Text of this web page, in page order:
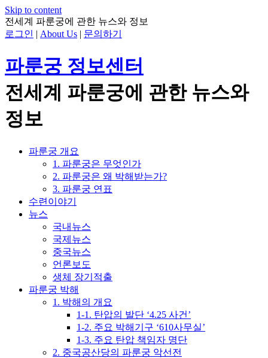
Skip to content
전세계 파룬궁에 관한 뉴스와 정보
로그인 | About Us | 문의하기
파룬궁 정보센터
전세계 파룬궁에 관한 뉴스와
정보
파룬궁 개요
1. 파룬궁은 무엇인가
2. 파룬궁은 왜 박해받는가?
3. 파룬궁 연표
수련이야기
뉴스
국내뉴스
국제뉴스
중국뉴스
언론보도
생체 장기적출
파룬궁 박해
1. 박해의 개요
1-1. 탄압의 발단 ‘4.25 사건’
1-2. 주요 박해기구 ‘610사무실’
1-3. 주요 탄압 책임자 명단
2. 중국공산당의 파룬궁 악선전